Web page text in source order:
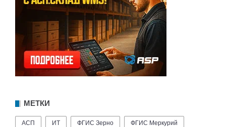
МЕТКИ
АСП ИТ ФГИС Зерно ФГИС Меркурий